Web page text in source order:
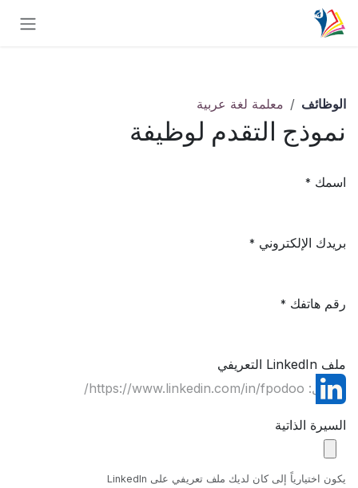
تخطي للذهاب إلى المحتوى
الوظائف معلمة لغة عربية
نموذج التقدم لوظيفة
اسمك *
بريدك الإلكتروني *
رقم هاتفك *
ملف LinkedIn التعريفي
السيرة الذاتية
يكون اختيارياً إلى كان لديك ملف تعريفي على LinkedIn